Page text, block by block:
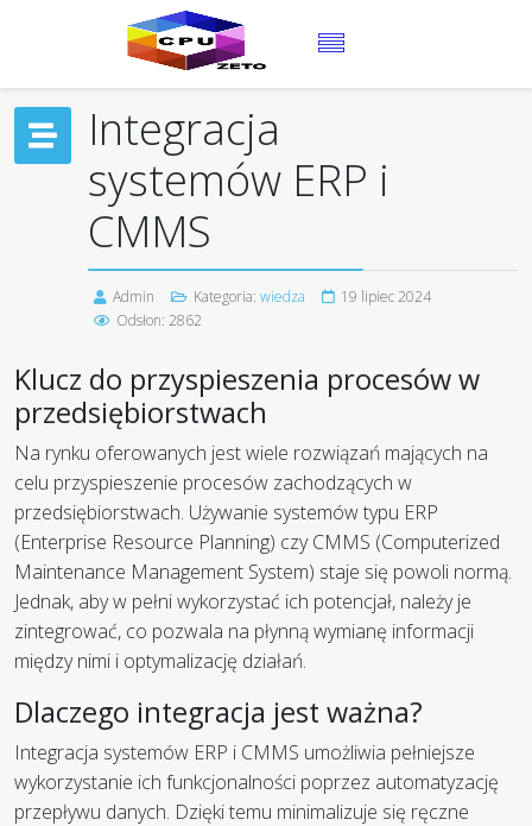
+48 75 64 25 100
Integracja
systemów ERP i
CMMS
Admin Kategoria: wiedza
19 lipiec 2024
Odsłon: 2862
Klucz do przyspieszenia procesów w
przedsiębiorstwach
Na rynku oferowanych jest wiele rozwiązań mających na
celu przyspieszenie procesów zachodzących w
przedsiębiorstwach. Używanie systemów typu ERP
(Enterprise Resource Planning) czy CMMS (Computerized
Maintenance Management System) staje się powoli normą.
Jednak, aby w pełni wykorzystać ich potencjał, należy je
zintegrować, co pozwala na płynną wymianę informacji
między nimi i optymalizację działań.
Dlaczego integracja jest ważna?
Integracja systemów ERP i CMMS umożliwia pełniejsze
wykorzystanie ich funkcjonalności poprzez automatyzację
przepływu danych. Dzięki temu minimalizuje się ręczne